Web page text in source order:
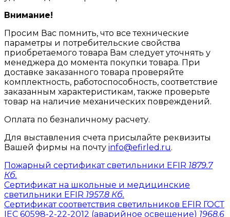
Внимание!
Просим Вас помнить, что все технические
параметры и потребительские свойства
приобретаемого товара Вам следует уточнять у
менеджера до момента покупки товара. При
доставке заказанного товара проверяйте
комплектность, работоспособность, соответствие
заказанным характеристикам, также проверьте
товар на наличие механических повреждений.
Оплата по безналичному расчету.
Для выставления счета присылайте реквизиты
Вашей фирмы на почту info@efirled.ru.
Пожарный сертификат светильники EFIR 1879.7
Кб.
Сертификат на школьные и медицинские
светильники EFIR 1957.8 Кб.
Сертификат соответствия светильников EFIR ГОСТ
IEC 60598-2-22-2012 (аварийное освещение) 1968.6